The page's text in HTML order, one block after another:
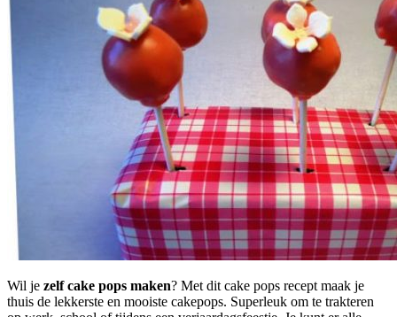
Wil je zelf cake pops maken? Met dit cake pops recept maak je
thuis de lekkerste en mooiste cakepops. Superleuk om te trakteren